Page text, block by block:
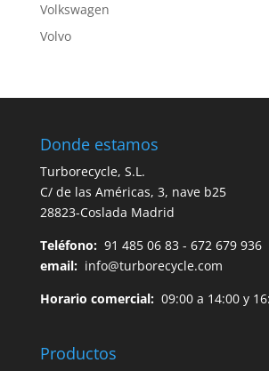
Volkswagen
Volvo
Donde estamos
Turborecycle, S.L.
C/ de las Américas, 3, nave b25
28823-Coslada Madrid
Teléfono: 91 485 06 83 - 672 679 936
email: info@turborecycle.com
Horario comercial:09:00 a 14:00 y
Productos